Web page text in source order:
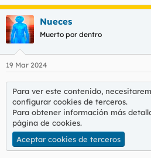
e
a
c
c
i
e
Nueces
Muerto por dentro
19 Mar 2024
Para ver este contenido,
configurar cookies de terceros.
Para obtener información más
página de cookies.
Aceptar cookies de terceros